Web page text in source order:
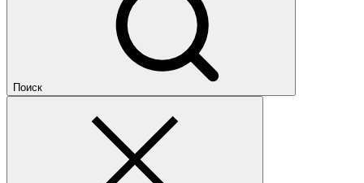
Поиск